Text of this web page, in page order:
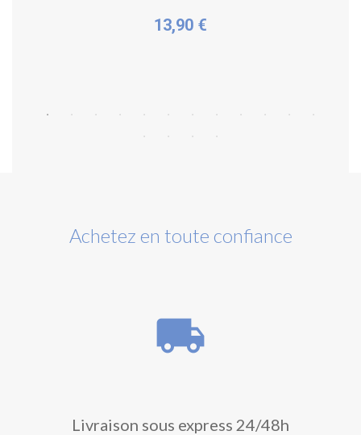
13,90 €
Achetez en toute confiance
local_shipping
Livraison sous express 24/48h